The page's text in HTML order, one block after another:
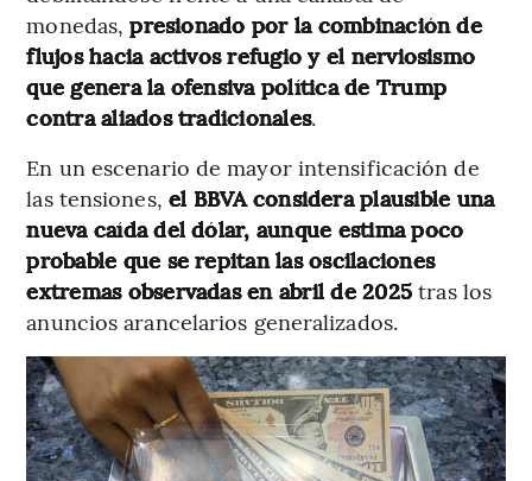
monedas,presionado por la combinación de
flujos hacia activos refugio y el nerviosismo
que genera la ofensiva política de Trump
contra aliados tradicionales.
En un escenario de mayor intensificación de
las tensiones, el BBVA considera plausible una
nueva caída del dólar, aunque estima poco
probable que se repitan las oscilaciones
extremas observadas en abril de 2025tras los
anuncios arancelarios generalizados.